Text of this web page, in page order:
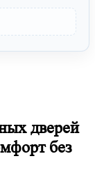
дверей
без